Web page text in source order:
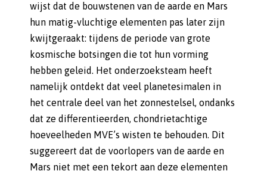
wijst dat de bouwstenen van de aarde en Mars
hun matig-vluchtige elementen pas later zijn
kwijtgeraakt: tijdens de periode van grote
kosmische botsingen die tot hun vorming
hebben geleid. Het onderzoeksteam heeft
namelijk ontdekt dat veel planetesimalen in
het centrale deel van het zonnestelsel, ondanks
dat ze differentieerden, chondrietachtige
hoeveelheden MVE’s wisten te behouden. Dit
suggereert dat de voorlopers van de aarde en
Mars niet met een tekort aan deze elementen